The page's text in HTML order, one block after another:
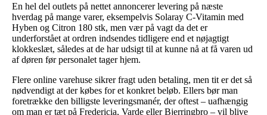
En hel del outlets på nettet annoncerer levering på næste
hverdag på mange varer, eksempelvis Solaray C-Vitamin med
Hyben og Citron 180 stk, men vær på vagt da det er
underforstået at ordren indsendes tidligere end et nøjagtigt
klokkeslæt, således at de har udsigt til at kunne nå at få varen ud
af døren før personalet tager hjem.
Flere online varehuse sikrer fragt uden betaling, men tit er det så
nødvendigt at der købes for et konkret beløb. Ellers bør man
foretrække den billigste leveringsmanér, der oftest – uafhængig
om man er tæt på Fredericia, Varde eller Bjerringbro – vil blive